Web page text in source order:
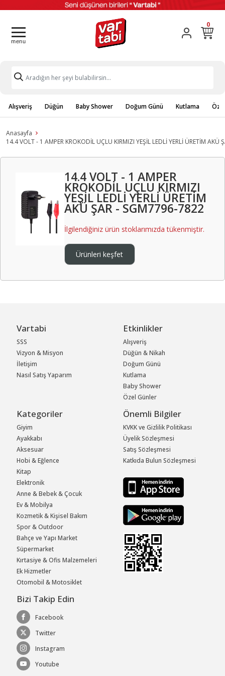
0
Alışveriş Düğün Baby Shower Doğum Günü Kutlama
Anasayfa
14.4 VOLT - 1 AMPER KROKODİL UÇLU KIRMIZI YEŞİL LEDLİ YERLİ ÜRETİM AKÜ
14.4 VOLT - 1 AMPER
KROKODİL UÇLU KIRMIZI
YEŞİL LEDLİ YERLİ ÜRETİM
AKÜ ŞAR - SGM7796-7822
İlgilendiğiniz ürün stoklarımızda tükenmiştir.
Ürünleri keşfet
Vartabi
SSS
Vizyon & Misyon
İletişim
Nasıl Satış Yaparım
Etkinlikler
Alışveriş
Düğün & Nikah
Doğum Günü
Kutlama
Baby Shower
Özel Günler
Kategoriler
Giyim
Ayakkabı
Aksesuar
Hobi & Eğlence
Kitap
Elektronik
Anne & Bebek & Çocuk
Ev & Mobilya
Kozmetik & Kişisel Bakım
Spor & Outdoor
Bahçe ve Yapı Market
Süpermarket
Kırtasiye & Ofis Malzemeleri
Ek Hizmetler
Otomobil & Motosiklet
Önemli Bilgiler
KVKK ve Gizlilik Politikası
Üyelik Sözleşmesi
Satış Sözleşmesi
Katkıda Bulun Sözleşmesi
Bizi Takip Edin
Facebook
Twitter
Instagram
Youtube